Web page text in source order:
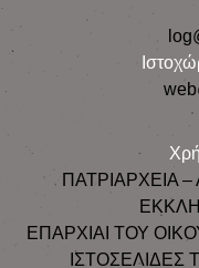
ΠΑΤΡΙΑΡΧΕΙΑ
ΕΠΑΡΧΙΑΙ ΤΟΥ